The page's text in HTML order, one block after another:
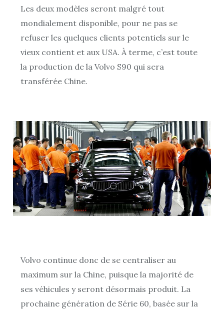
Les deux modèles seront malgré tout
mondialement disponible, pour ne pas se
refuser les quelques clients potentiels sur le
vieux contient et aux USA. À terme, c’est toute
la production de la Volvo S90 qui sera
transférée Chine.
Volvo continue donc de se centraliser au
maximum sur la Chine, puisque la majorité de
ses véhicules y seront désormais produit. La
prochaine génération de Série 60, basée sur la